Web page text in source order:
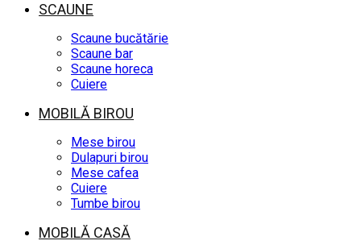
SCAUNE
Scaune bucătărie
Scaune bar
Scaune horeca
Cuiere
MOBILĂ BIROU
Mese birou
Dulapuri birou
Mese cafea
Cuiere
Tumbe birou
MOBILĂ CASĂ